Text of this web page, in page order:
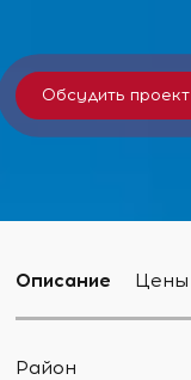
Обсудить проект
Описание Цены
Район